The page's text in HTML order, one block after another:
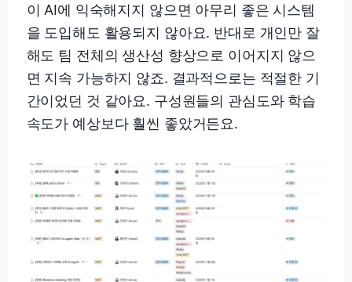
이 AI에 익숙해지지 않으면 아무리 좋은 시스템
을 도입해도 활용되지 않아요. 반대로 개인만 잘
해도 팀 전체의 생산성 향상으로 이어지지 않으
면 지속 가능하지 않죠. 결과적으로는 적절한 기
간이었던 것 같아요. 구성원들의 관심도와 학습
속도가 예상보다 훨씬 좋았거든요.